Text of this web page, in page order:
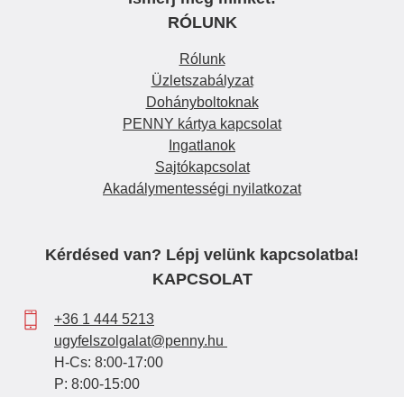
RÓLUNK
Rólunk
Üzletszabályzat
Dohányboltoknak
PENNY kártya kapcsolat
Ingatlanok
Sajtókapcsolat
Akadálymentességi nyilatkozat
Kérdésed van? Lépj velünk kapcsolatba!
KAPCSOLAT
+36 1 444 5213
ugyfelszolgalat@penny.hu
H-Cs: 8:00-17:00
P: 8:00-15:00